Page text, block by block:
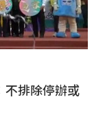
不排除停辦或